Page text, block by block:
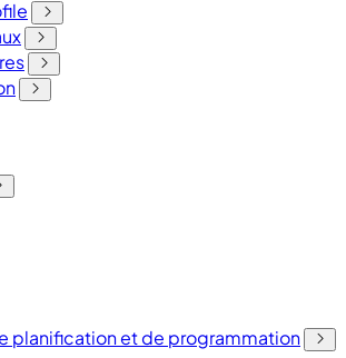
planification et de programmation